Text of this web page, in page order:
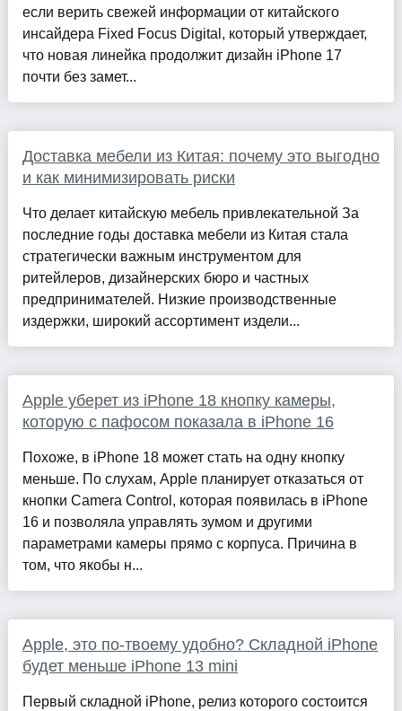
если верить свежей информации от китайского
инсайдера Fixed Focus Digital, который утверждает,
что новая линейка продолжит дизайн iPhone 17
почти без замет...
Доставка мебели из Китая: почему это выгодно
и как минимизировать риски
Что делает китайскую мебель привлекательной За
последние годы доставка мебели из Китая стала
стратегически важным инструментом для
ритейлеров, дизайнерских бюро и частных
предпринимателей. Низкие производственные
издержки, широкий ассортимент издели...
Apple уберет из iPhone 18 кнопку камеры,
которую с пафосом показала в iPhone 16
Похоже, в iPhone 18 может стать на одну кнопку
меньше. По слухам, Apple планирует отказаться от
кнопки Camera Control, которая появилась в iPhone
16 и позволяла управлять зумом и другими
параметрами камеры прямо с корпуса. Причина в
том, что якобы н...
Apple, это по-твоему удобно? Складной iPhone
будет меньше iPhone 13 mini
Первый складной iPhone, релиз которого состоится